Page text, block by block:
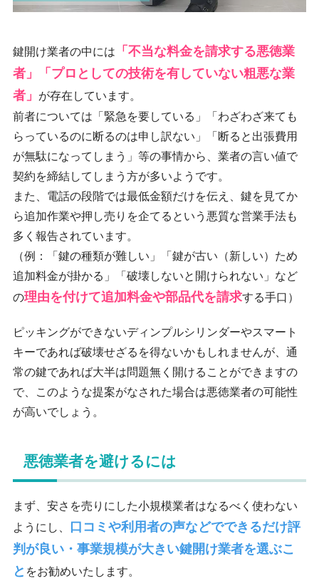
鍵開け業者の中には
「不当な料金を請求する悪徳業
者」「プロとしての技術を有していない粗悪な業
者」
が存在しています。
前者については「緊急を要している」「わざわざ来ても
らっているのに断るのは申し訳ない」「断ると出張費用
が無駄になってしまう」等の事情から、業者の言い値で
契約を締結してしまう方が多いようです。
また、電話の段階では最低金額だけを伝え、鍵を見てか
ら追加作業や押し売りを企てるという悪質な営業手法も
多く報告されています。
（例：「鍵の種類が難しい」「鍵が古い（新しい）ため
追加料金が掛かる」「破壊しないと開けられない」など
の理由を付けて追加料金や部品代を請求する手口）
ピッキングができないディンプルシリンダーやスマート
キーであれば破壊せざるを得ないかもしれませんが、通
常の鍵であれば大半は問題無く開けることができますの
で、このような提案がなされた場合は悪徳業者の可能性
が高いでしょう。
悪徳業者を避けるには
まず、安さを売りにした小規模業者はなるべく使わない
ようにし、
口コミや利用者の声などでできるだけ評
判が良い・事業規模が大きい鍵開け業者を選ぶこ
と をお勧めいたします。